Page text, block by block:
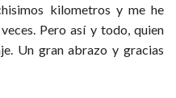
kilometros y me he
Pero así y todo, quien
Un gran abrazo y gracias